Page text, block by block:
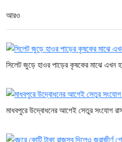
আরও
সিলেট জুড়ে হাওর পাড়ের কৃষকের মাঝে এখন
মাধবপুরে উদ্বোধনের আগেই সেতুর সংযোগ